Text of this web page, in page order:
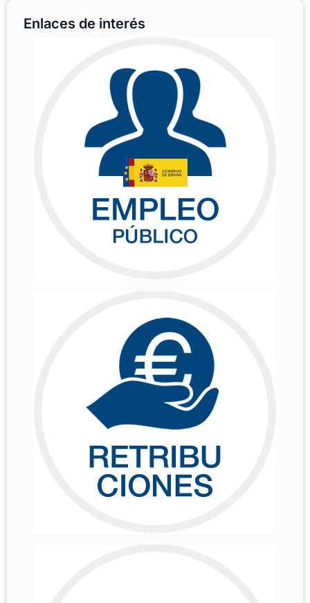
Enlaces de interés